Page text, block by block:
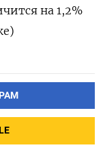
на 1,2%